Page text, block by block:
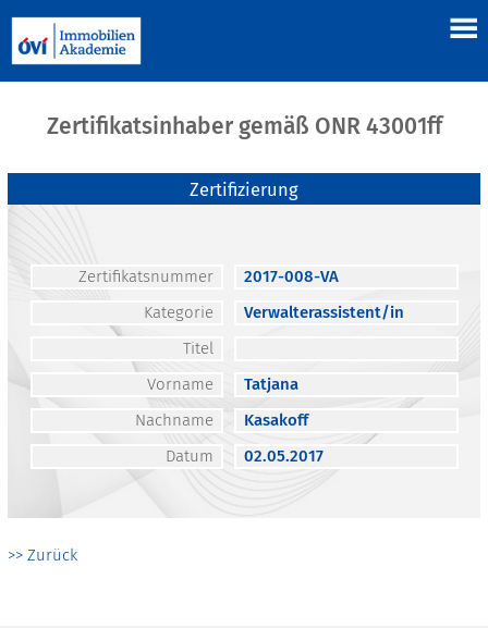
Zertifikatsinhaber gemäß ONR 43001ff
Zertifizierung
Zertifikatsnummer
2017-008-VA
Kategorie
Verwalterassistent/in
Titel
Vorname
Tatjana
Nachname
Kasakoff
Datum
02.05.2017
>> Zurück